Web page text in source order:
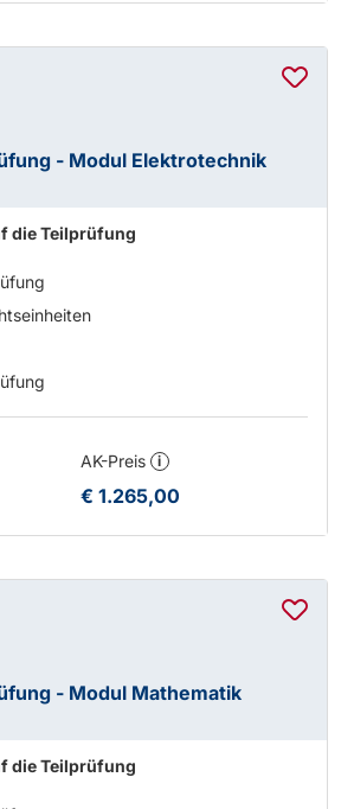
- Modul Elektrotechnik
die Teilprüfung
AK-Preis i
€ 1.265,00
- Modul Mathematik
die Teilprüfung